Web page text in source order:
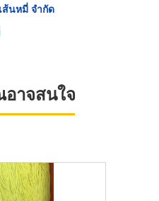
ส้นหมี่ จำกัด
าจสนใจ